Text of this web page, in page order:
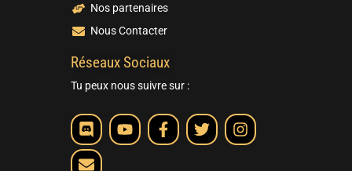
Nos partenaires
Nous Contacter
Réseaux Sociaux
Tu peux nous suivre sur :